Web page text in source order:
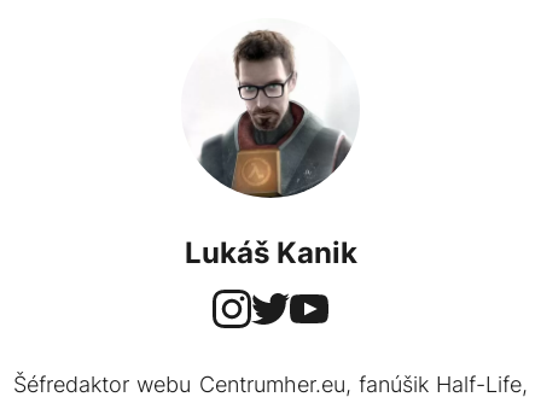
Lukáš Kanik
Šéfredaktor webu Centrumher.eu, fanúšik Half-Life,